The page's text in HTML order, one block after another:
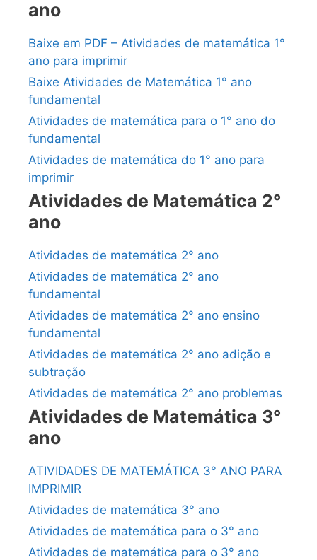
ano
Baixe em PDF – Atividades de matemática 1°
ano para imprimir
Baixe Atividades de Matemática 1° ano
fundamental
Atividades de matemática para o 1° ano do
fundamental
Atividades de matemática do 1° ano para
imprimir
Atividades de Matemática 2°
ano
Atividades de matemática 2° ano
Atividades de matemática 2° ano
fundamental
Atividades de matemática 2° ano ensino
fundamental
Atividades de matemática 2° ano adição e
subtração
Atividades de matemática 2° ano problemas
Atividades de Matemática 3°
ano
ATIVIDADES DE MATEMÁTICA 3° ANO PARA
IMPRIMIR
Atividades de matemática 3° ano
Atividades de matemática para o 3° ano
Atividades de matemática para o 3° ano